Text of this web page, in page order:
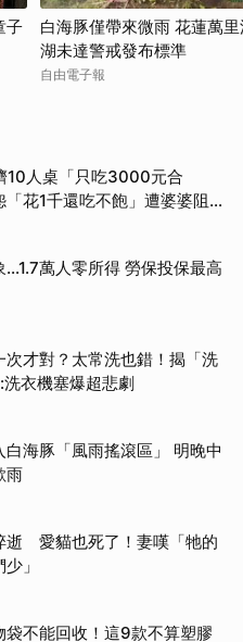
子
白海豚僅帶來微雨 花蓮萬
湖未達警戒發布標準
自由電子報
10人桌「只吃3000元合
花1千還吃不飽」遭婆婆阻加
…1.7萬人零所得 勞保投保最高
次才對？太常洗也錯！揭「洗
衣機塞爆超悲劇
白海豚「風雨搖滾區」 明晚中
雨
逝 愛貓也死了！妻嘆「牠的
」
袋不能回收！這9款不算塑膠